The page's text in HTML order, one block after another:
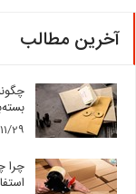
آخرین مطالب
29